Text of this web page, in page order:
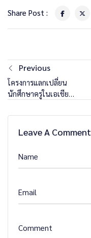
Share Post :
Previous
โครงการแลกเปลี่ยน
นักศึกษาครูในเอเชีย
Leave A Comment
Name
Email
Comment